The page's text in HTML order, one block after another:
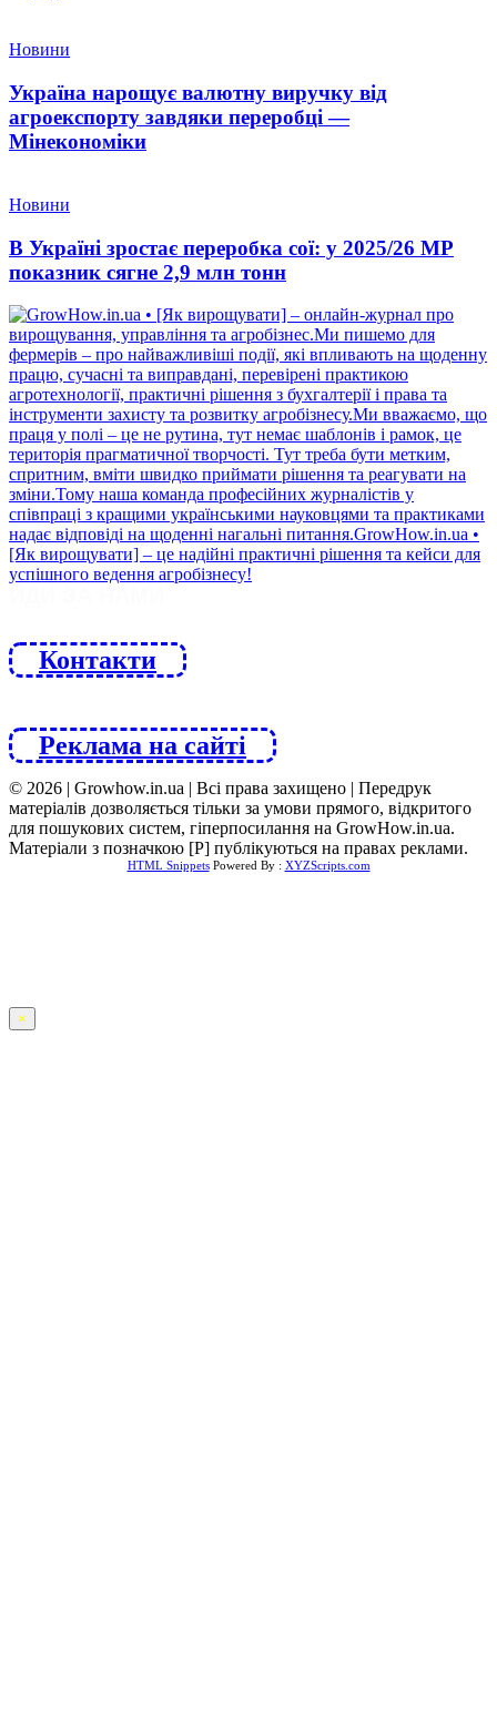
Новини
Україна нарощує валютну виручку від
агроекспорту завдяки переробці —
Мінекономіки
Новини
В Україні зростає переробка сої: у 2025/26 МР
показник сягне 2,9 млн тонн
Контакти
Реклама на сайті
© 2026 | Growhow.in.ua | Всі права захищено | Передрук
матеріалів дозволяється тільки за умови прямого, відкритого
для пошукових систем, гіперпосилання на GrowHow.in.ua.
Матеріали з позначкою [Р] публікуються на правах реклами.
HTML SnippetsPowered By : XYZScripts.com
×